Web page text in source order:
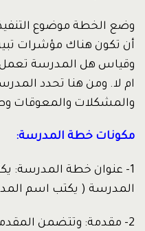
وضع الخطة موضوع
أن تكون هناك مؤشرات
وقياس هل المدرسة تعمل
ام لا. ومن هنا تحدد
والمشكلات والمعوقات
مكونات خطة المدرسة:
1- عنوان خطة المدرسة:
المدرسة ( يكتب اسم
2- مقدمة: وتتضمن